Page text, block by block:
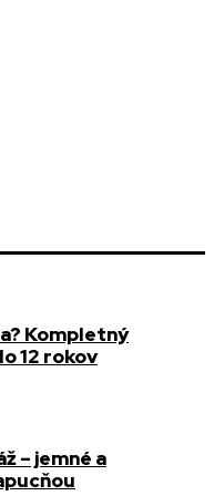
Kompletný
12 rokov
– jemné a